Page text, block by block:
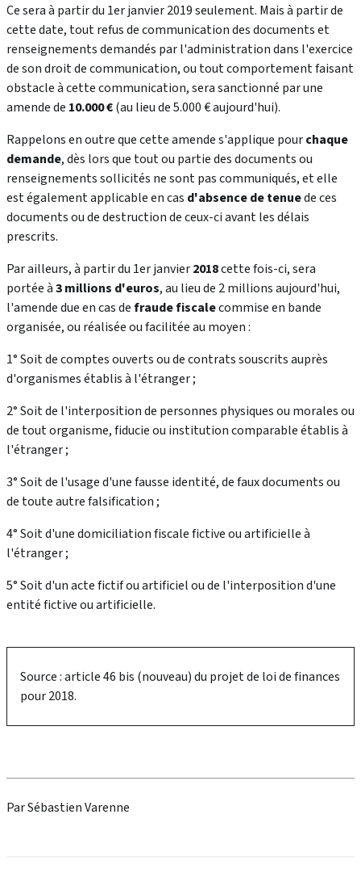
Ce sera à partir du 1er janvier 2019 seulement. Mais à partir de
cette date, tout refus de communication des documents et
renseignements demandés par l'administration dans l'exercice
de son droit de communication, ou tout comportement faisant
obstacle à cette communication, sera sanctionné par une
amende de 10.000 €(au lieu de 5.000 € aujourd'hui).
Rappelons en outre que cette amende s'applique pourchaque
demande, dès lors que tout ou partie des documents ou
renseignements sollicités ne sont pas communiqués, et elle
est également applicable en cas d'absence de tenuede ces
documents ou de destruction de ceux-ci avant les délais
prescrits.
Par ailleurs, à partir du 1er janvier2018cette fois-ci, sera
portée à3 millions d'euros, au lieu de 2 millions aujourd'hui,
l'amende due en cas defraude fiscalecommise en bande
organisée, ou réalisée ou facilitée au moyen :
1° Soit de comptes ouverts ou de contrats souscrits auprès
d'organismes établis à l'étranger ;
2° Soit de l'interposition de personnes physiques ou morales ou
de tout organisme, fiducie ou institution comparable établis à
l'étranger ;
3° Soit de l'usage d'une fausse identité, de faux documents ou
de toute autre falsification ;
4° Soit d'une domiciliation fiscale fictive ou artificielle à
l'étranger ;
5° Soit d'un acte fictif ou artificiel ou de l'interposition d'une
entité fictive ou artificielle.
Source : article 46 bis (nouveau) du projet de loi de finances
pour 2018.
Par Sébastien Varenne